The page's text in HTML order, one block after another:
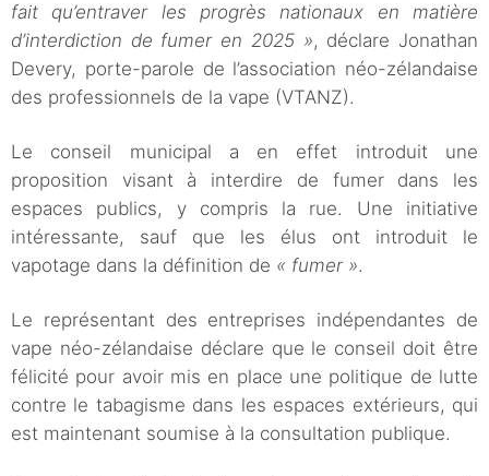
fait qu’entraver les progrès nationaux en matière
d’interdiction de fumer en 2025 », déclare Jonathan
Devery, porte-parole de l’association néo-zélandaise
des professionnels de la vape (VTANZ).
Le conseil municipal a en effet introduit une
proposition visant à interdire de fumer dans les
espaces publics, y compris la rue. Une initiative
intéressante, sauf que les élus ont introduit le
vapotage dans la définition de « fumer ».
Le représentant des entreprises indépendantes de
vape néo-zélandaise déclare que le conseil doit être
félicité pour avoir mis en place une politique de lutte
contre le tabagisme dans les espaces extérieurs, qui
est maintenant soumise à la consultation publique.